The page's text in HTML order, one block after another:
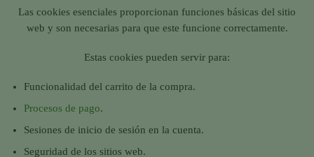
Las cookies esenciales proporcionan funciones básicas del sitio
web y son necesarias para que este funcione correctamente.
Estas cookies pueden servir para:
Funcionalidad del carrito de la compra.
Procesos de pago.
Sesiones de inicio de sesión en la cuenta.
Seguridad de los sitios web.